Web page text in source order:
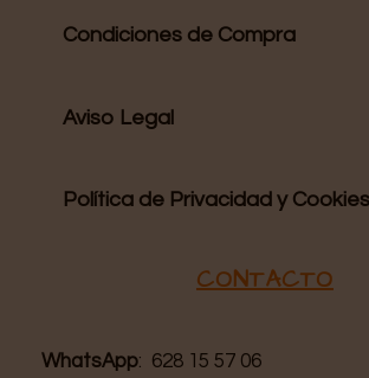
Condiciones de Compra
Aviso Legal
Política de Privacidad y Cookies
CONTACTO
WhatsApp: 628 15 57 06